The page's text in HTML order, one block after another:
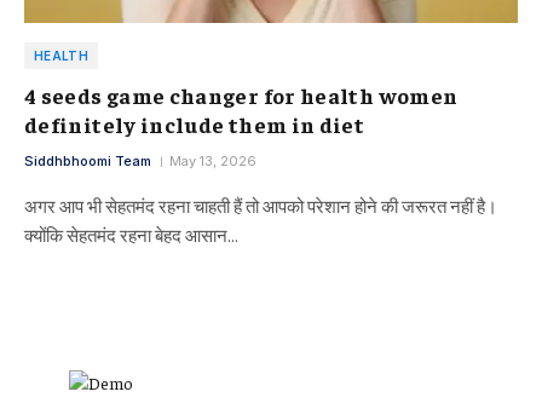
HEALTH
4 seeds game changer for health women
definitely include them in diet
Siddhbhoomi Team May 13, 2026
अगर आप भी सेहतमंद रहना चाहती हैं तो आपको परेशान होने की जरूरत नहीं है।
क्योंकि सेहतमंद रहना बेहद आसान…